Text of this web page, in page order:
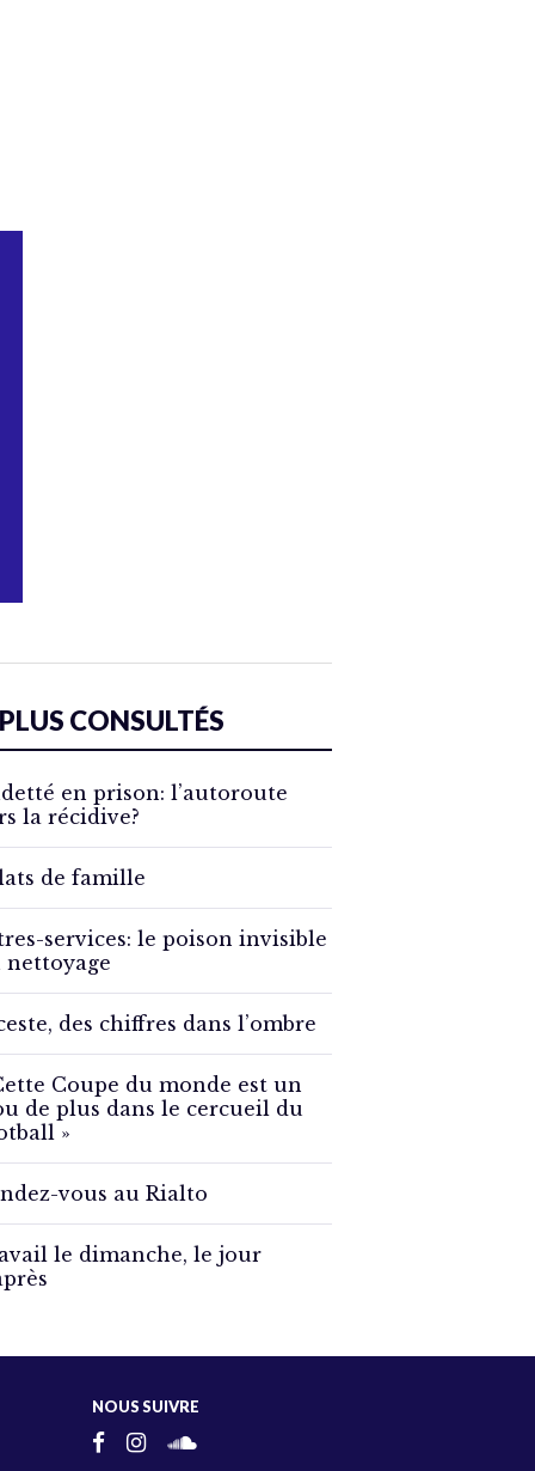
CONSULTÉS
en prison: l’autoroute
la récidive?
de famille
services: le poison invisible
nettoyage
des chiffres dans l’ombre
Coupe du monde est un
de plus dans le cercueil du
»
vous au Rialto
le dimanche, le jour
NOUS SUIVRE